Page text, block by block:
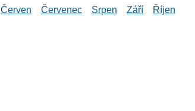
Červen Červenec Srpen Září
Říjen